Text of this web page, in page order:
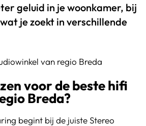
geluid in je woonkamer, bij
je zoekt in verschillende
voor de beste hifi
Breda?
begint bij de juiste Stereo